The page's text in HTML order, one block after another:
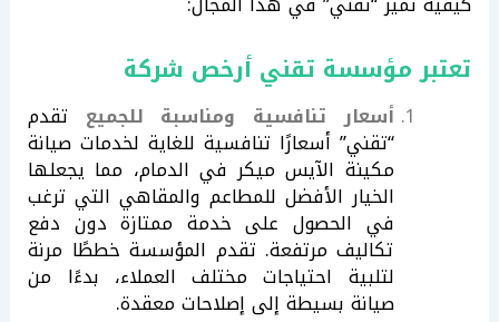
تعتبر مؤسسة تقني أرخص شركة
أسعار تنافسية ومناسبة للجميع تقدم
“تقني” أسعارًا تنافسية للغاية لخدمات صيانة
مكينة الآيس ميكر في الدمام، مما يجعلها
الخيار الأفضل للمطاعم والمقاهي التي ترغب
في الحصول على خدمة ممتازة دون دفع
تكاليف مرتفعة. تقدم المؤسسة خططًا مرنة
لتلبية احتياجات مختلف العملاء، بدءًا من
صيانة بسيطة إلى إصلاحات معقدة.